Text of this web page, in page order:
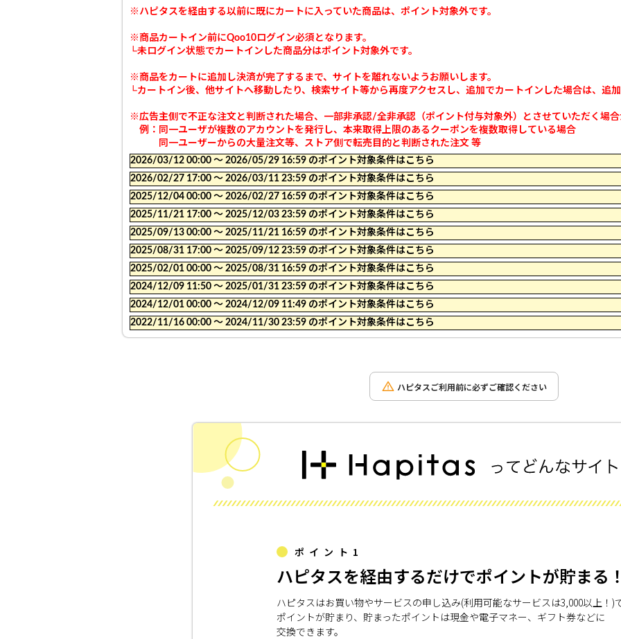
※ハピタスを経由する以前に既にカートに入っていた商品は、ポイント対象外です。
※商品カートイン前にQoo10ログイン必須となります。
└未ログイン状態でカートインした商品分はポイント対象外です。
※商品をカートに追加し決済が完了するまで、サイトを離れないようお願いします。
└カートイン後、他サイトへ移動したり、検索サイト等から再度アクセスし、追加でカートインした場合は、追
※広告主側で不正な注文と判断された場合、一部非承認/全非承認（ポイント付与対象外）とさせていただく場
例：同一ユーザが複数のアカウントを発行し、本来取得上限のあるクーポンを複数取得している場合
同一ユーザーからの大量注文等、ストア側で転売目的と判断された注文 等
2026/03/12 00:00 〜 2026/05/29 16:59 のポイント対象条件はこちら
2026/02/27 17:00 〜 2026/03/11 23:59 のポイント対象条件はこちら
2025/12/04 00:00 〜 2026/02/27 16:59 のポイント対象条件はこちら
2025/11/21 17:00 〜 2025/12/03 23:59 のポイント対象条件はこちら
2025/09/13 00:00 〜 2025/11/21 16:59 のポイント対象条件はこちら
2025/08/31 17:00 〜 2025/09/12 23:59 のポイント対象条件はこちら
2025/02/01 00:00 〜 2025/08/31 16:59 のポイント対象条件はこちら
2024/12/09 11:50 〜 2025/01/31 23:59 のポイント対象条件はこちら
2024/12/01 00:00 〜 2024/12/09 11:49 のポイント対象条件はこちら
2022/11/16 00:00 〜 2024/11/30 23:59 のポイント対象条件はこちら
ハピタスご利用前に必ずご確認ください
ポイント1
ハピタスを経由するだけでポイントが貯まる
ハピタスはお買い物やサービスの申し込み(利用可能なサービスは3,000以上！)
ポイントが貯まり、貯まったポイントは現金や電子マネー、ギフト券などに
交換できます。